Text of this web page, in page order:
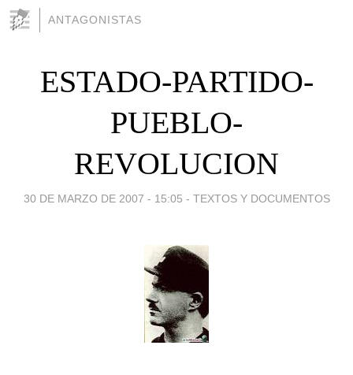
ANTAGONISTAS
ESTADO-PARTIDO-
PUEBLO-
REVOLUCION
30 DE MARZO DE 2007 - 15:05 - TEXTOS Y DOCUMENTOS